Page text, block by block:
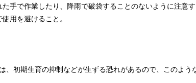
手で作業したり、降雨で破袋することのないように注意す
用を避けること。
、初期生育の抑制などが生ずる恐れがあるので、このよ